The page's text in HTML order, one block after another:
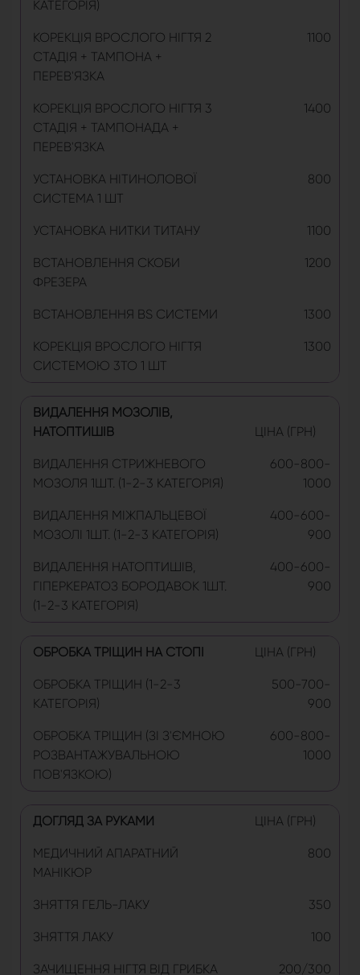
КАТЕГОРІЯ)
КОРЕКЦІЯ ВРОСЛОГО НІГТЯ 2
СТАДІЯ + ТАМПОНА +
ПЕРЕВ'ЯЗКА
1100
КОРЕКЦІЯ ВРОСЛОГО НІГТЯ 3
СТАДІЯ + ТАМПОНАДА +
ПЕРЕВ'ЯЗКА
1400
УСТАНОВКА НІТИНОЛОВОЇ
СИСТЕМА 1 ШТ
800
УСТАНОВКА НИТКИ ТИТАНУ 1100
ВСТАНОВЛЕННЯ СКОБИ
ФРЕЗЕРА
1200
ВСТАНОВЛЕННЯ BS СИСТЕМИ 1300
КОРЕКЦІЯ ВРОСЛОГО НІГТЯ
СИСТЕМОЮ 3TO 1 ШТ
1300
ВИДАЛЕННЯ МОЗОЛІВ,
НАТОПТИШІВ
ЦІНА (ГРН)
ВИДАЛЕННЯ СТРИЖНЕВОГО
МОЗОЛЯ 1ШТ. (1-2-3 КАТЕГОРІЯ)
600-800-
1000
ВИДАЛЕННЯ МІЖПАЛЬЦЕВОЇ
МОЗОЛІ 1ШТ. (1-2-3 КАТЕГОРІЯ)
400-600-
900
ВИДАЛЕННЯ НАТОПТИШІВ,
ГІПЕРКЕРАТОЗ БОРОДАВОК 1ШТ.
(1-2-3 КАТЕГОРІЯ)
400-600-
900
ОБРОБКА ТРІЩИН НА СТОПІ ЦІНА (ГРН)
ОБРОБКА ТРІЩИН (1-2-3
КАТЕГОРІЯ)
500-700-
900
ОБРОБКА ТРІЩИН (ЗІ З'ЄМНОЮ
РОЗВАНТАЖУВАЛЬНОЮ
ПОВ'ЯЗКОЮ)
600-800-
1000
ДОГЛЯД ЗА РУКАМИ ЦІНА (ГРН)
МЕДИЧНИЙ АПАРАТНИЙ
МАНІКЮР
800
ЗНЯТТЯ ГЕЛЬ-ЛАКУ 350
ЗНЯТТЯ ЛАКУ 100
ЗАЧИЩЕННЯ НІГТЯ ВІД ГРИБКА
200/300